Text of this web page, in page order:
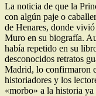
La noticia de que la
con algún paje o
de Henares, donde
Muro en su biografía.
había repetido en su
desconocidos retratos
Madrid, lo confirmaron
historiadores y los
«morbo» a la historia